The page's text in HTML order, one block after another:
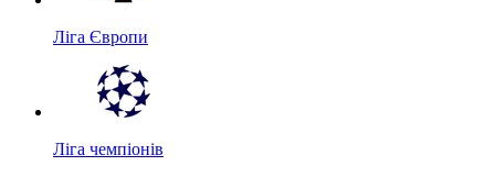
Ліга Європи
Ліга чемпіонів